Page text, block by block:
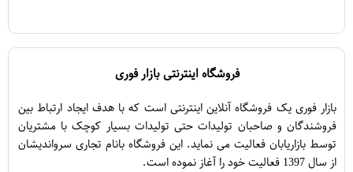
فروشگاه اینترنتی بازار فوری
بازار فوری یک فروشگاه آنلاین اینترنتی است که با هدف ایجاد ارتباط بین
فروشندگان و صاحبان تولیدات حتی تولیدات بسیار کوچک با مشتریان
توسط بازاریابان فعالیت می نماید. این فروشگاه بانام تجاری سرواندیشان
از سال 1397 فعالیت خود را آغاز نموده است.